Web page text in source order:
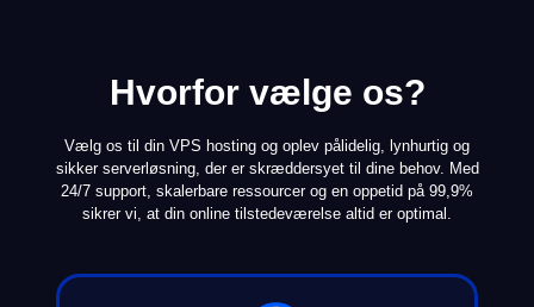
Hvorfor vælge os?
Vælg os til din VPS hosting og oplev pålidelig, lynhurtig og
sikker serverløsning, der er skræddersyet til dine behov. Med
24/7 support, skalerbare ressourcer og en oppetid på 99,9%
sikrer vi, at din online tilstedeværelse altid er optimal.